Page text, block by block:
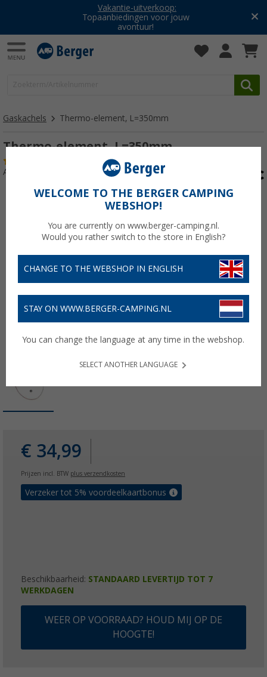
Vakantie-uitverkoop:
Topaanbiedingen voor jouw
avontuur!
Gaskachels Thermo-element, L=350mm
Thermo-element, L=350mm
Artikelnr: 109083
€ 34,99
Prijzen incl. BTW plus verzendkosten
Verzeker tot 5% voordeelkaartbonus
Beschikbaarheid: STANDAARD LEVERTIJD TOT 7
WERKDAGEN
WEER OP VOORRAAD? HOUD MIJ OP DE
HOOGTE!
WELCOME TO THE BERGER CAMPING
WEBSHOP!
You are currently on www.berger-camping.nl.
Would you rather switch to the store in English?
CHANGE TO THE WEBSHOP IN ENGLISH
STAY ON WWW.BERGER-CAMPING.NL
You can change the language at any time in the webshop.
SELECT ANOTHER LANGUAGE